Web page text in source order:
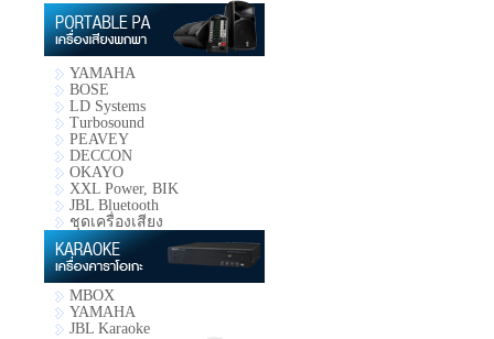
YAMAHA
BOSE
LD Systems
Turbosound
PEAVEY
DECCON
OKAYO
XXL Power, BIK
JBL Bluetooth
ชุดเครื่องเสียง
MBOX
YAMAHA
JBL Karaoke